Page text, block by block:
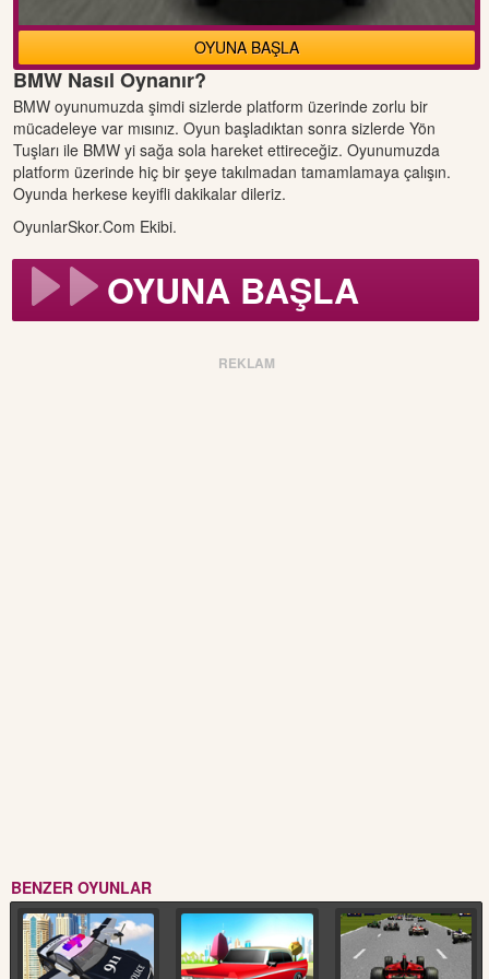
OYUNA BAŞLA
BMW Nasıl Oynanır?
BMW oyunumuzda şimdi sizlerde platform üzerinde zorlu bir
mücadeleye var mısınız. Oyun başladıktan sonra sizlerde Yön
Tuşları ile BMW yi sağa sola hareket ettireceğiz. Oyunumuzda
platform üzerinde hiç bir şeye takılmadan tamamlamaya çalışın.
Oyunda herkese keyifli dakikalar dileriz.
OyunlarSkor.Com Ekibi.
OYUNA BAŞLA
REKLAM
BENZER OYUNLAR